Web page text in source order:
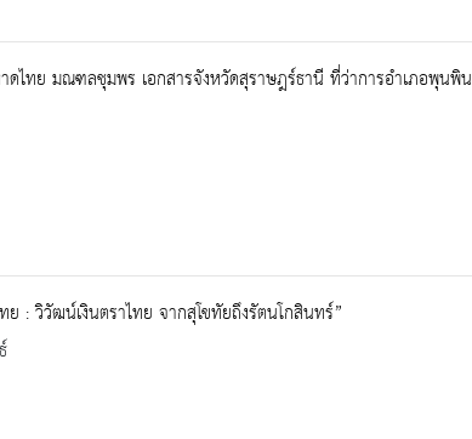
ทย มณฑลชุมพร เอกสารจังหวัดสุราษฎร์ธานี ที่ว่าการอำเภอพุนพิน
: วิวัฒน์เงินตราไทย จากสุโขทัยถึงรัตนโกสินทร์”